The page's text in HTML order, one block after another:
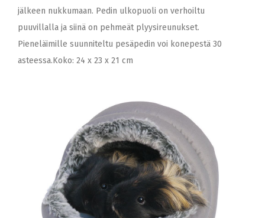
jälkeen nukkumaan. Pedin ulkopuoli on verhoiltu
puuvillalla ja siinä on pehmeät plyysireunukset.
Pieneläimille suunniteltu pesäpedin voi konepestä 30
asteessa.Koko: 24 x 23 x 21 cm